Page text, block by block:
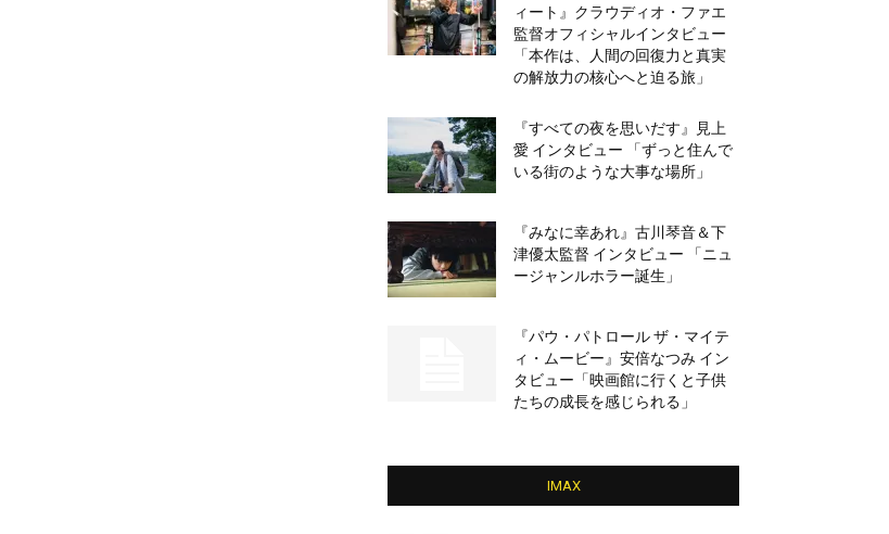
ィート』クラウディオ・ファエ
監督オフィシャルインタビュー
「本作は、人間の回復力と真実
の解放力の核心へと迫る旅」
『すべての夜を思いだす』見上
愛 インタビュー 「ずっと住んで
いる街のような大事な場所」
『みなに幸あれ』古川琴音＆下
津優太監督 インタビュー 「ニュ
ージャンルホラー誕生」
『パウ・パトロール ザ・マイテ
ィ・ムービー』安倍なつみ イン
タビュー「映画館に行くと子供
たちの成長を感じられる」
IMAX